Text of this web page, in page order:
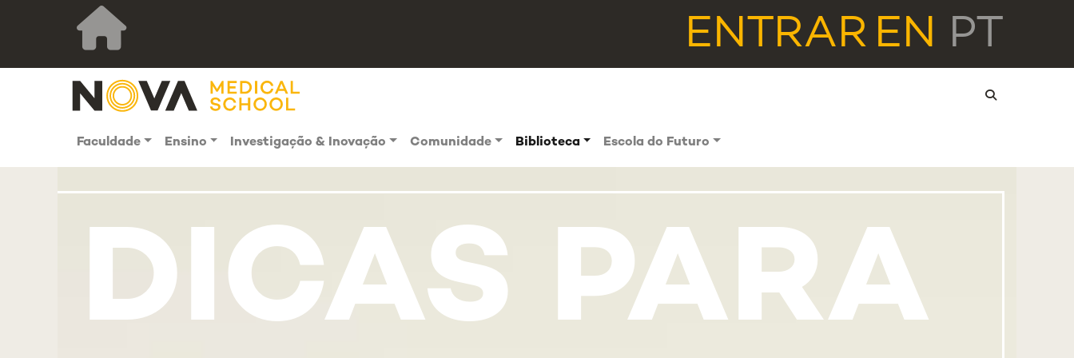
ENTRAR EN PT
Faculdade Ensino Investigação & Inovação Comunidade Biblioteca Escola do Futuro
DICAS PARA